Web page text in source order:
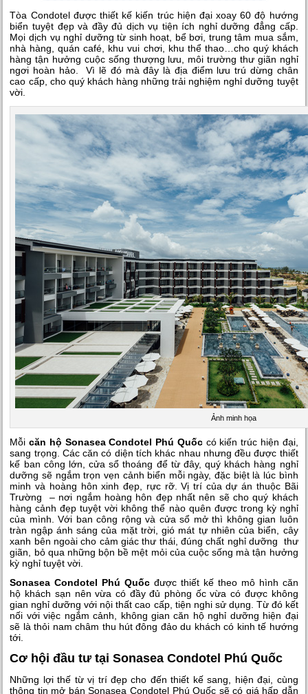
Tòa Condotel được thiết kế kiến trúc hiện đại xoay 60 độ hướng
biển tuyệt đẹp và đầy đủ dịch vụ tiện ích nghỉ dưỡng đẳng cấp.
Mọi dịch vụ nghỉ dưỡng từ sinh hoạt, bể bơi, trung tâm mua sắm,
nhà hàng, quán café, khu vui chơi, khu thể thao…cho quý khách
hàng tận hưởng cuộc sống thượng lưu, môi trường thư giãn nghỉ
ngơi hoàn hảo. Vì lẽ đó mà đây là địa điểm lưu trú dừng chân
cao cấp, cho quý khách hàng những trải nghiệm nghỉ dưỡng tuyệt
vời.
Ảnh minh họa
Mỗicăn hộ Sonasea Condotel Phú Quốc có kiến trúc hiện đại,
sang trọng. Các căn có diện tích khác nhau nhưng đều được thiết
kế ban công lớn, cửa sổ thoáng để từ đây, quý khách hàng nghỉ
dưỡng sẽ ngắm trọn vẹn cảnh biển mỗi ngày, đặc biệt là lúc bình
minh và hoàng hôn xinh đẹp, rực rỡ. Vị trí của dự án thuộc Bãi
Trường – nơi ngắm hoàng hôn đẹp nhất nên sẽ cho quý khách
hàng cảnh đẹp tuyệt vời không thể nào quên được trong kỳ nghỉ
của mình. Với ban công rộng và cửa sổ mở thì không gian luôn
tràn ngập ánh sáng của mặt trời, gió mát tự nhiên của biển, cây
xanh bên ngoài cho cảm giác thư thái, đúng chất nghỉ dưỡng thư
giãn, bỏ qua những bộn bề mệt mỏi của cuộc sống mà tận hưởng
kỳ nghỉ tuyệt vời.
Sonasea Condotel Phú Quốc được thiết kế theo mô hình căn
hộ khách sạn nên vừa có đầy đủ phòng ốc vừa có được không
gian nghỉ dưỡng với nội thất cao cấp, tiện nghi sử dụng. Từ đó kết
nối với việc ngắm cảnh, không gian căn hộ nghỉ dưỡng hiện đại
sẽ là thỏi nam châm thu hút đông đảo du khách có kinh tế hướng
tới.
Cơ hội đầu tư tại Sonasea Condotel Phú Quốc
Những lợi thế từ vị trí đẹp cho đến thiết kế sang, hiện đại, cùng
thông tin mở bán Sonasea Condotel Phú Quốc sẽ có giá hấp dẫn